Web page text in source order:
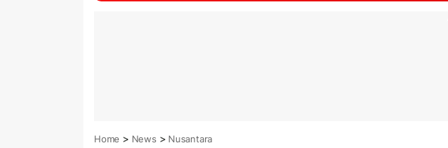
Home > News > Nusantara